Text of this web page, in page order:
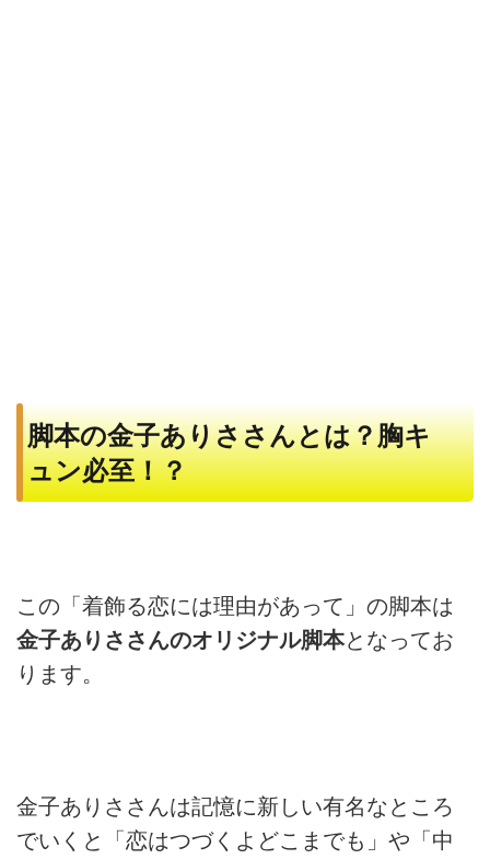
脚本の金子ありささんとは？胸キ
ュン必至！？
この「着飾る恋には理由があって」の脚本は
金子ありささんのオリジナル脚本となってお
ります。
金子ありささんは記憶に新しい有名なところ
でいくと「恋はつづくよどこまでも」や「中